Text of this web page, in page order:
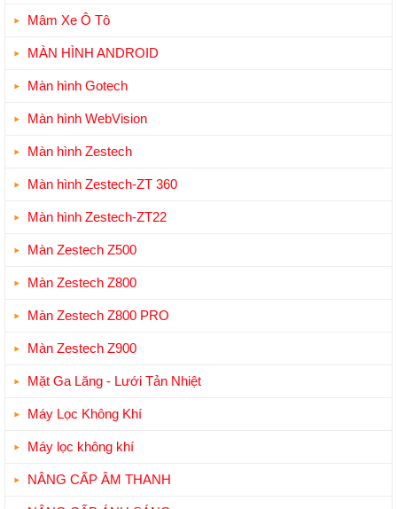
Mâm Xe Ô Tô
MÀN HÌNH ANDROID
Màn hình Gotech
Màn hình WebVision
Màn hình Zestech
Màn hình Zestech-ZT 360
Màn hình Zestech-ZT22
Màn Zestech Z500
Màn Zestech Z800
Màn Zestech Z800 PRO
Màn Zestech Z900
Mặt Ga Lăng - Lưới Tản Nhiệt
Máy Lọc Không Khí
Máy lọc không khí
NÂNG CẤP ÂM THANH